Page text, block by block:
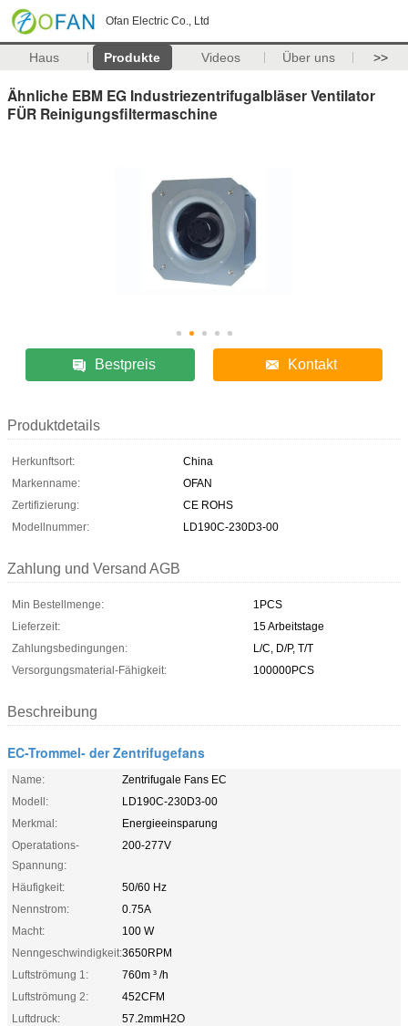
Ofan Electric Co., Ltd
Haus Produkte Videos Über uns >>
Ähnliche EBM EG Industriezentrifugalbläser Ventilator
FÜR Reinigungsfiltermaschine
Bestpreis Kontakt
Produktdetails
Herkunftsort:
China
Markenname:
OFAN
Zertifizierung:
CE ROHS
Modellnummer:
LD190C-230D3-00
Zahlung und Versand AGB
Min Bestellmenge:
1PCS
Lieferzeit:
15 Arbeitstage
Zahlungsbedingungen:
L/C, D/P, T/T
Versorgungsmaterial-Fähigkeit:
100000PCS
Beschreibung
EC-Trommel- der Zentrifugefans
Name:
Zentrifugale Fans EC
Modell:
LD190C-230D3-00
Merkmal:
Energieeinsparung
Operatations-
Spannung:
200-277V
Häufigkeit:
50/60 Hz
Nennstrom:
0.75A
Macht:
100 W
Nenngeschwindigkeit:3650RPM
Luftströmung 1:
760m ³ /h
Luftströmung 2:
452CFM
Luftdruck:
57.2mmH2O